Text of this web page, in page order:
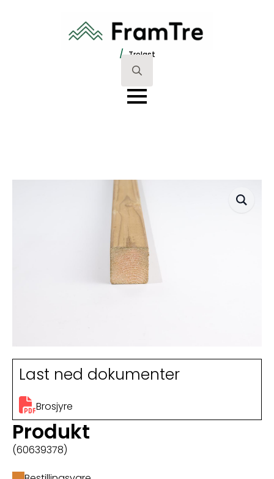
/ Trelast
Search
for:
Last ned dokumenter
Brosjyre
Produkt
(60639378)